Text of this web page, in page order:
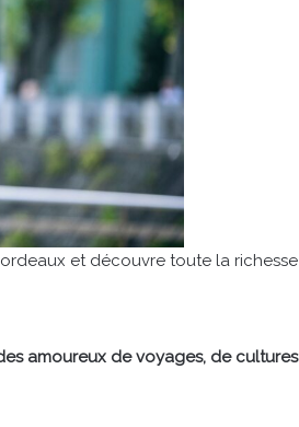
et découvre toute la richesse
amoureux de voyages, de cultures